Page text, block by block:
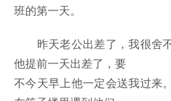
班的第一天。
昨天老公出差了，我很舍
他提前一天出差了，要
不今天早上他一定会送我过来